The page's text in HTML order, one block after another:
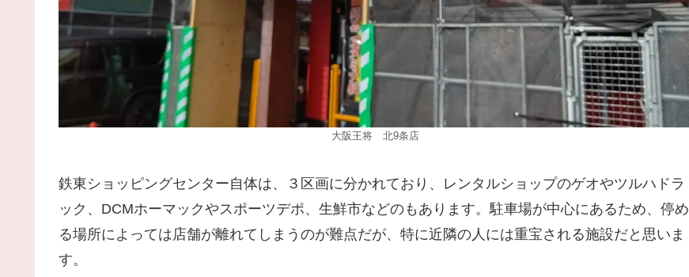
大阪王将 北9条店
鉄東ショッピングセンター自体は、３区画に分かれており、レンタルショップのゲオやツルハドラ
ック、DCMホーマックやスポーツデポ、生鮮市などのもあります。駐車場が中心にあるため、停め
る場所によっては店舗が離れてしまうのが難点だが、特に近隣の人には重宝される施設だと思いま
す。